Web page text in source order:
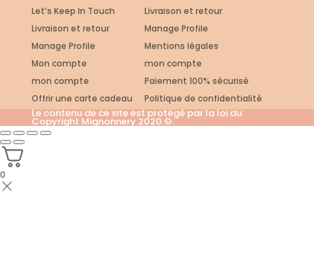
Let’s Keep In Touch
Livraison et retour
Manage Profile
Mon compte
mon compte
Offrir une carte cadeau
Livraison et retour
Manage Profile
Mentions légales
mon compte
Paiement 100% sécurisé
Politique de confidentialité
Le contenu de ce site est protégé par la loi du
Copyright Mignonnery 2020 ©
0